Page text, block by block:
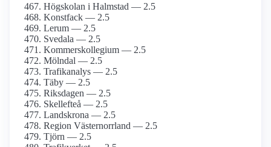
Högskolan i Halmstad — 2.5
Konstfack — 2.5
Lerum — 2.5
Svedala — 2.5
Kommerskollegium — 2.5
Mölndal — 2.5
Trafikanalys — 2.5
Täby — 2.5
Riksdagen — 2.5
Skellefteå — 2.5
Landskrona — 2.5
Region Västernorrland — 2.5
Tjörn — 2.5